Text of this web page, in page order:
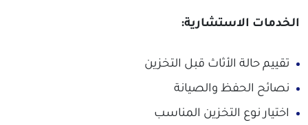
الخدمات الاستشارية:
تقييم حالة الأثاث قبل التخزين
نصائح الحفظ والصيانة
اختيار نوع التخزين المناسب